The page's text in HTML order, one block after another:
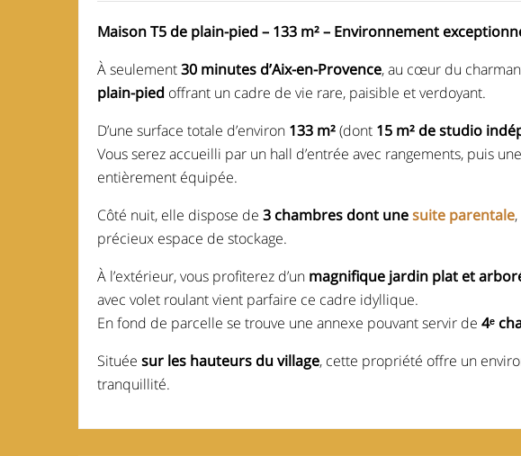
Maison T5 de plain-pied – 133 m² – Environnement
À seulement30 minutes d’Aix-en-Provence, au cœur du
plain-pied offrant un cadre de vie rare, paisible et verdoyant.
D’une surface totale d’environ 133 m²(dont 15 m² de studio
Vous serez accueilli par un hall d’entrée avec rangements, puis
entièrement équipée.
Côté nuit, elle dispose de 3 chambres dont unesuite parentale
précieux espace de stockage.
À l’extérieur, vous profiterez d’un magnifique jardin plat et
avec volet roulant vient parfaire ce cadre idyllique.
En fond de parcelle se trouve une annexe pouvant servir de 4ᵉ
Située sur les hauteurs du village, cette propriété offre un
tranquillité.